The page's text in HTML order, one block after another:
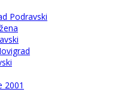
Podravski
2001